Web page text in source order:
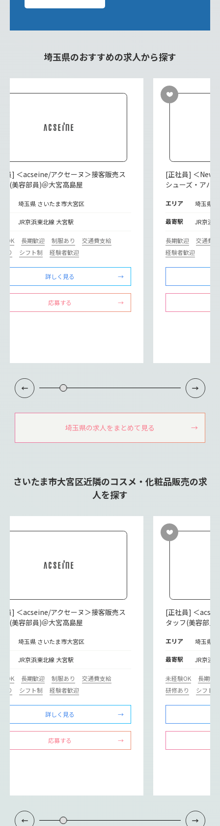
埼玉県のおすすめの求人から探す
員] ＜acseine/アクセーヌ＞接客販売ス
フ(美容部員)＠大宮高島屋
埼玉県 さいたま市大宮区
JR京浜東北線 大宮駅
OK 長期歓迎 制服あり
交通費支給
り
シフト制 経験者歓迎
詳しく見る
応募する
[正社員] ＜New
シューズ・アパ
エリア 埼玉県
最寄駅 JR京浜
長期歓迎
交通費
経験者歓迎
埼玉県の求人をまとめて見る
さいたま市大宮区近隣のコスメ・化粧品販売の求
人を探す
員] ＜acseine/アクセーヌ＞接客販売ス
フ(美容部員)＠大宮高島屋
埼玉県 さいたま市大宮区
JR京浜東北線 大宮駅
OK 長期歓迎 制服あり
交通費支給
り
シフト制 経験者歓迎
詳しく見る
応募する
[正社員] ＜
タッフ(美容部員
エリア 埼玉県
最寄駅 JR京浜
未経験OK
長期歓
研修あり
シフト制